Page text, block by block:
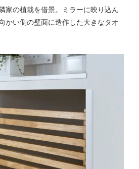
家の植栽を借景。ミラーに映り込ん
かい側の壁面に造作した大きなタオ